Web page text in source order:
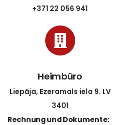
+371 22 056 941
Heimbüro
Liepāja, Ezeramals iela 9. LV
3401
Rechnung und Dokumente: